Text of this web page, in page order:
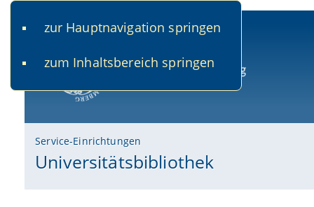
zur Hauptnavigation springen
zum Inhaltsbereich springen
Service-Einrichtungen
Universitätsbibliothek